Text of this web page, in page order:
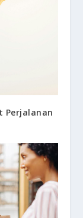
Perjalanan